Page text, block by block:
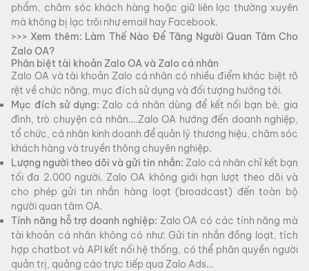
phẩm, chăm sóc khách hàng hoặc giữ liên lạc thường xuyên
mà không bị lạc trôi như email hay Facebook.
>>> Xem thêm: Làm Thế Nào Để Tăng Người Quan Tâm Cho
Zalo OA?
Phân biệt tài khoản Zalo OA và Zalo cá nhân
Zalo OA và tài khoản Zalo cá nhân có nhiều điểm khác biệt rõ
rệt về chức năng, mục đích sử dụng và đối tượng hướng tới.
Mục đích sử dụng: Zalo cá nhân dùng để kết nối bạn bè, gia
đình, trò chuyện cá nhân….Zalo OA hướng đến doanh nghiệp,
tổ chức, cá nhân kinh doanh để quản lý thương hiệu, chăm sóc
khách hàng và truyền thông chuyên nghiệp.
Lượng người theo dõi và gửi tin nhắn: Zalo cá nhân chỉ kết bạn
tối đa 2.000 người. Zalo OA không giới hạn lượt theo dõi và
cho phép gửi tin nhắn hàng loạt (broadcast) đến toàn bộ
người quan tâm OA.
Tính năng hỗ trợ doanh nghiệp: Zalo OA có các tính năng mà
tài khoản cá nhân không có như: Gửi tin nhắn đồng loạt, tích
hợp chatbot và API kết nối hệ thống, có thể phân quyền người
quản trị, quảng cáo trực tiếp qua Zalo Ads…